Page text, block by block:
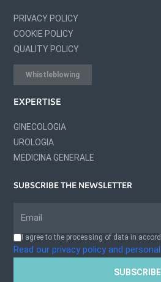
PRIVACY POLICY
COOKIE POLICY
QUALITY POLICY
Whistleblowing
EXPERTISE
GINECOLOGIA
UROLOGIA
MEDICINA GENERALE
SUBSCRIBE THE NEWSLETTER
I agree to the processing of data in
Read our privacy policy and
SUBSCRIBE